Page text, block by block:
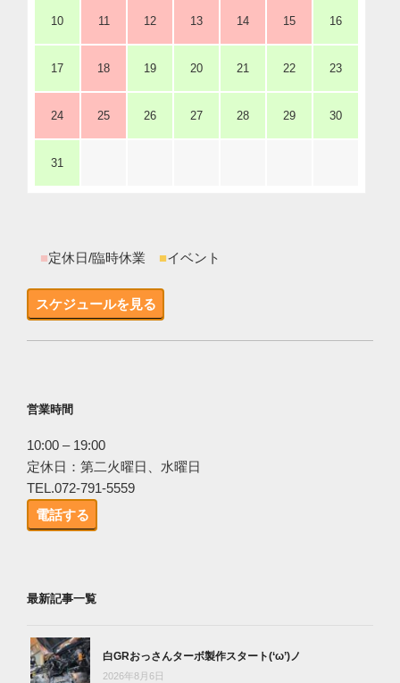
10 11 12 13 14 15 16
17 18 19 20 21 22 23
24 25 26 27 28 29 30
31
■定休日/臨時休業 ■イベント
スケジュールを見る
営業時間
10:00 – 19:00
定休日：第二火曜日、水曜日
TEL.072-791-5559
電話する
最新記事一覧
白GRおっさんターボ製作スタート(‘ω’)ノ
2026年8月6日